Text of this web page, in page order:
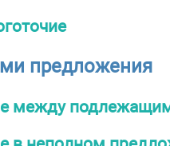
предложения
между